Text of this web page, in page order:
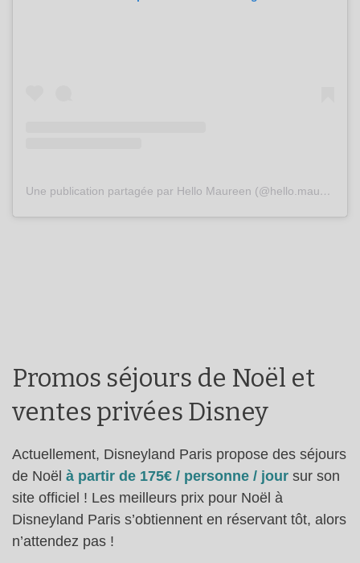
Promos séjours de Noël et
ventes privées Disney
Actuellement, Disneyland Paris propose des séjours
de Noël à partir de 175€ / personne / jour sur son
site officiel ! Les meilleurs prix pour Noël à
Disneyland Paris s’obtiennent en réservant tôt, alors
n’attendez pas !